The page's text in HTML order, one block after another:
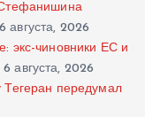
6 августа, 2026
экс-чиновники ЕС и
6 августа, 2026
Тегеран передумал